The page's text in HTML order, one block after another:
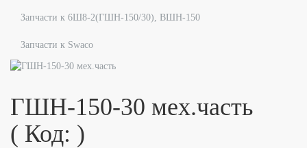
Запчасти к 6Ш8-2(ГШН-150/30), ВШН-150
Запчасти к Swaco
ГШН-150-30 мех.часть
( Код: )